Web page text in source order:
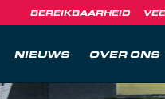
BEREIKBAARHEID
NIEUWS OVER ONS